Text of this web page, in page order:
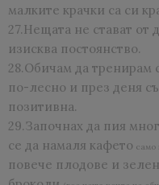
малките крачки са си
27.Нещата не стават от
изисква постоянство.
28.Обичам да тренирам
по-лесно и през деня
позитивна.
29.Започнах да пия
се да намаля кафето само
повече плодове и